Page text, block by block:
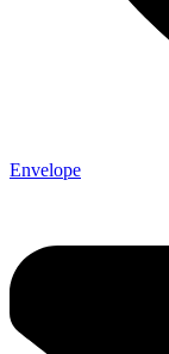
Envelope